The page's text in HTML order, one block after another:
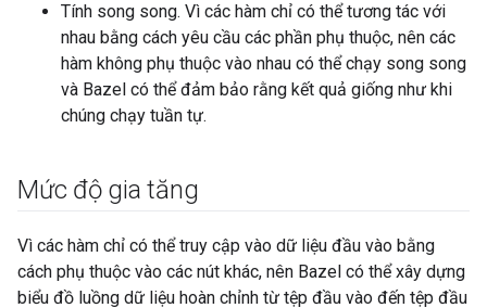
Tính song song. Vì các hàm chỉ có thể tương tác với
nhau bằng cách yêu cầu các phần phụ thuộc, nên các
hàm không phụ thuộc vào nhau có thể chạy song song
và Bazel có thể đảm bảo rằng kết quả giống như khi
chúng chạy tuần tự.
Mức độ gia tăng
Vì các hàm chỉ có thể truy cập vào dữ liệu đầu vào bằng
cách phụ thuộc vào các nút khác, nên Bazel có thể xây dựng
biểu đồ luồng dữ liệu hoàn chỉnh từ tệp đầu vào đến tệp đầu